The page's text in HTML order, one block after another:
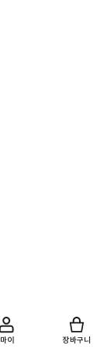
마이 장바구니